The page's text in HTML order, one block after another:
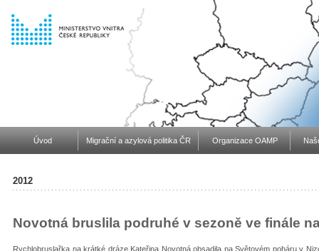
Úvod Migrační a azylová politika ČR Organizace OAMP
2012
Novotná bruslila podruhé v sezoně ve finále
Rychlobruslařka na krátké dráze Kateřina Novotná obsadila na Světovém poháru v